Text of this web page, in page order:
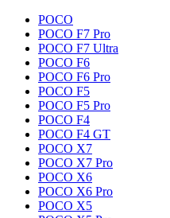
POCO
POCO F7 Pro
POCO F7 Ultra
POCO F6
POCO F6 Pro
POCO F5
POCO F5 Pro
POCO F4
POCO F4 GT
POCO X7
POCO X7 Pro
POCO X6
POCO X6 Pro
POCO X5